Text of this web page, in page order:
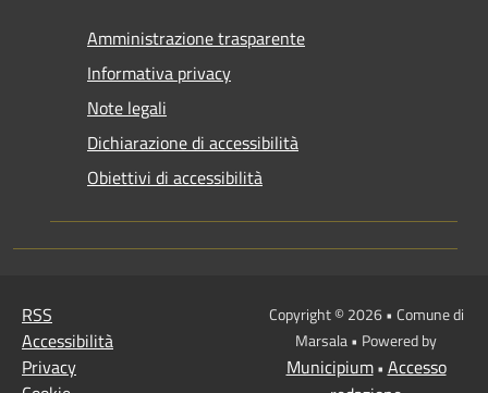
Amministrazione trasparente
Informativa privacy
Note legali
Dichiarazione di accessibilità
Obiettivi di accessibilità
RSS
Accessibilità
Privacy
Copyright © 2026 • Comune di
Marsala • Powered by
Municipium• Accesso